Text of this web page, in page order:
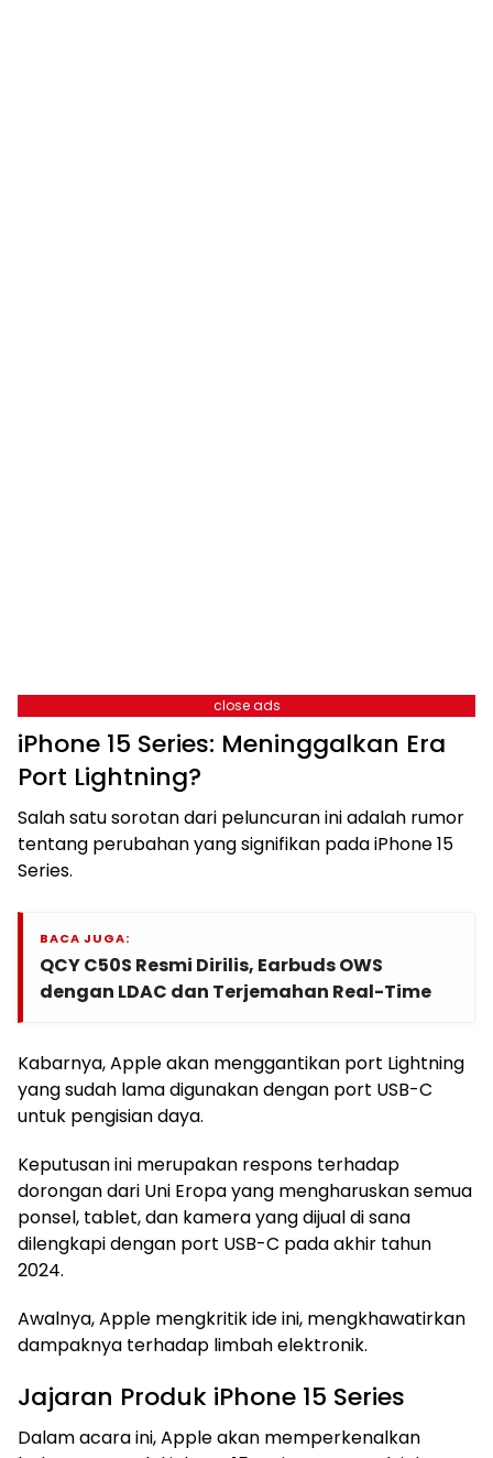
close ads
iPhone 15 Series: Meninggalkan Era
Port Lightning?
Salah satu sorotan dari peluncuran ini adalah rumor
tentang perubahan yang signifikan pada iPhone 15
Series.
BACA JUGA:
QCY C50S Resmi Dirilis, Earbuds OWS
dengan LDAC dan Terjemahan Real-Time
Kabarnya, Apple akan menggantikan port Lightning
yang sudah lama digunakan dengan port USB-C
untuk pengisian daya.
Keputusan ini merupakan respons terhadap
dorongan dari Uni Eropa yang mengharuskan semua
ponsel, tablet, dan kamera yang dijual di sana
dilengkapi dengan port USB-C pada akhir tahun
2024.
Awalnya, Apple mengkritik ide ini, mengkhawatirkan
dampaknya terhadap limbah elektronik.
Jajaran Produk iPhone 15 Series
Dalam acara ini, Apple akan memperkenalkan